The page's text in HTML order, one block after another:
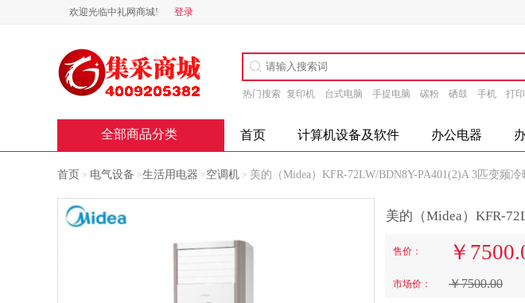
欢迎光临中礼网商城! 登录
热门搜索 复印机 台式电脑 手提电脑 碳粉 硒鼓 手机 打
全部商品分类 首页 计算机设备及软件 办公电器
首页 > 电气设备 >生活用电器 >空调机 > 美的（Midea）KFR-72LW/BDN8Y-PA401(2)A 3匹变频
美的（Midea）KFR-
售价： ￥
市场价： ￥7500.00